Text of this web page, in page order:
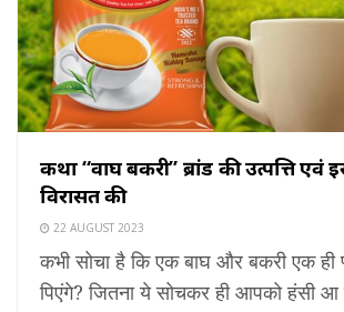
कथा “वाघ बकरी” ब्रांड की उत्पत्ति एवं
विरासत की
22 AUGUST 2023
कभी सोचा है कि एक बाघ और बकरी एक ही
पिएंगे? जितना ये सोचकर ही आपको हंसी आ